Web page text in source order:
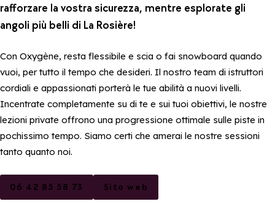
rafforzare la vostra sicurezza, mentre esplorate gli
angoli più belli di La Rosière!
Con Oxygène, resta flessibile e scia o fai snowboard quando
vuoi, per tutto il tempo che desideri. Il nostro team di istruttori
cordiali e appassionati porterà le tue abilità a nuovi livelli.
Incentrate completamente su di te e sui tuoi obiettivi, le nostre
lezioni private offrono una progressione ottimale sulle piste in
pochissimo tempo. Siamo certi che amerai le nostre sessioni
tanto quanto noi.
06 42 85 58 73 Sito web